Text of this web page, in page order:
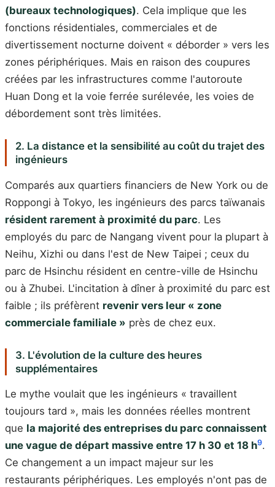
(bureaux technologiques). Cela implique que les
fonctions résidentiales, commerciales et de
divertissement nocturne doivent « déborder » vers les
zones périphériques. Mais en raison des coupures
créées par les infrastructures comme l'autoroute
Huan Dong et la voie ferrée surélevée, les voies de
débordement sont très limitées.
2. La distance et la sensibilité au coût du trajet des
ingénieurs
Comparés aux quartiers financiers de New York ou de
Roppongi à Tokyo, les ingénieurs des parcs taïwanais
résident rarement à proximité du parc. Les
employés du parc de Nangang vivent pour la plupart à
Neihu, Xizhi ou dans l'est de New Taipei ; ceux du
parc de Hsinchu résident en centre-ville de Hsinchu
ou à Zhubei. L'incitation à dîner à proximité du parc est
faible ; ils préfèrent revenir vers leur « zone
commerciale familiale » près de chez eux.
3. L'évolution de la culture des heures
supplémentaires
Le mythe voulait que les ingénieurs « travaillent
toujours tard », mais les données réelles montrent
que la majorité des entreprises du parc connaissent
une vague de départ massive entre 17 h 30 et 18 h9.
Ce changement a un impact majeur sur les
restaurants périphériques. Les employés n'ont pas de